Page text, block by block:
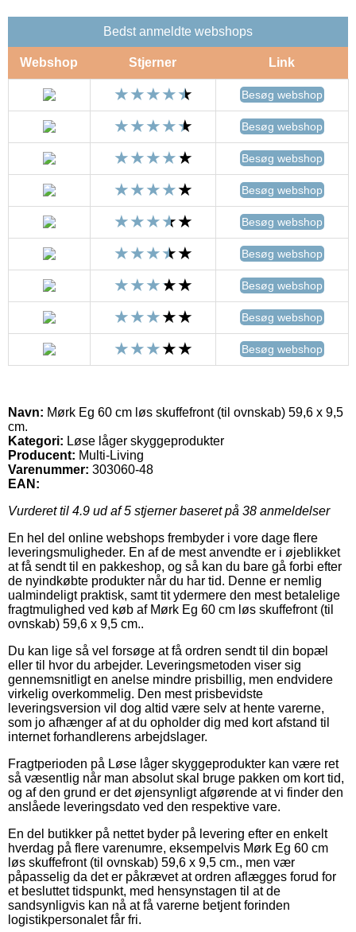
Bedst anmeldte webshops
Webshop Stjerner Link
Besøg webshop
Besøg webshop
Besøg webshop
Besøg webshop
Besøg webshop
Besøg webshop
Besøg webshop
Besøg webshop
Besøg webshop
Navn: Mørk Eg 60 cm løs skuffefront (til ovnskab) 59,6 x 9,5
cm.
Kategori: Løse låger skyggeprodukter
Producent: Multi-Living
Varenummer: 303060-48
EAN:
Vurderet til 4.9 ud af 5 stjerner baseret på 38 anmeldelser
En hel del online webshops frembyder i vore dage flere
leveringsmuligheder. En af de mest anvendte er i øjeblikket
at få sendt til en pakkeshop, og så kan du bare gå forbi efter
de nyindkøbte produkter når du har tid. Denne er nemlig
ualmindeligt praktisk, samt tit ydermere den mest betalelige
fragtmulighed ved køb af Mørk Eg 60 cm løs skuffefront (til
ovnskab) 59,6 x 9,5 cm..
Du kan lige så vel forsøge at få ordren sendt til din bopæl
eller til hvor du arbejder. Leveringsmetoden viser sig
gennemsnitligt en anelse mindre prisbillig, men endvidere
virkelig overkommelig. Den mest prisbevidste
leveringsversion vil dog altid være selv at hente varerne,
som jo afhænger af at du opholder dig med kort afstand til
internet forhandlerens arbejdslager.
Fragtperioden på Løse låger skyggeprodukter kan være ret
så væsentlig når man absolut skal bruge pakken om kort tid,
og af den grund er det øjensynligt afgørende at vi finder den
anslåede leveringsdato ved den respektive vare.
En del butikker på nettet byder på levering efter en enkelt
hverdag på flere varenumre, eksempelvis Mørk Eg 60 cm
løs skuffefront (til ovnskab) 59,6 x 9,5 cm., men vær
påpasselig da det er påkrævet at ordren aflægges forud for
et besluttet tidspunkt, med hensynstagen til at de
sandsynligvis kan nå at få varerne betjent forinden
logistikpersonalet får fri.